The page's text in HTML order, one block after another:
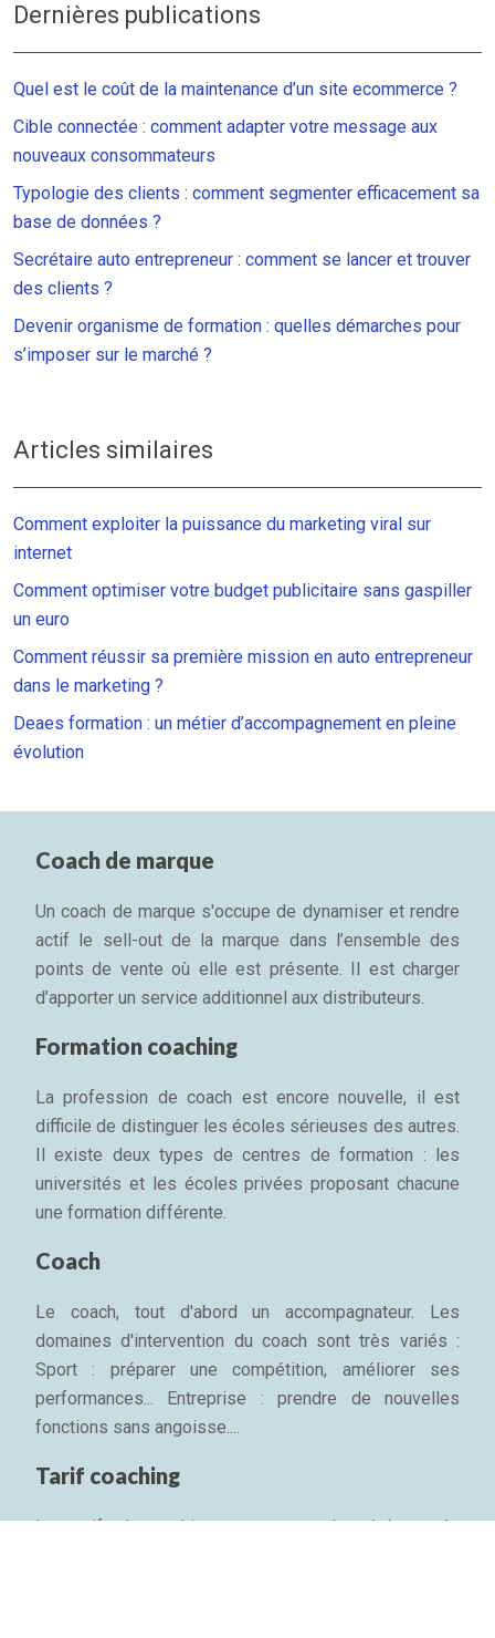
Dernières publications
Quel est le coût de la maintenance d’un site ecommerce ?
Cible connectée : comment adapter votre message aux
nouveaux consommateurs
Typologie des clients : comment segmenter efficacement sa
base de données ?
Secrétaire auto entrepreneur : comment se lancer et trouver
des clients ?
Devenir organisme de formation : quelles démarches pour
s’imposer sur le marché ?
Articles similaires
Comment exploiter la puissance du marketing viral sur
internet
Comment optimiser votre budget publicitaire sans gaspiller
un euro
Comment réussir sa première mission en auto entrepreneur
dans le marketing ?
Deaes formation : un métier d’accompagnement en pleine
évolution
Coach de marque
Un coach de marque s'occupe de dynamiser et rendre
actif le sell-out de la marque dans l’ensemble des
points de vente où elle est présente. Il est charger
d’apporter un service additionnel aux distributeurs.
Formation coaching
La profession de coach est encore nouvelle, il est
difficile de distinguer les écoles sérieuses des autres.
Il existe deux types de centres de formation : les
universités et les écoles privées proposant chacune
une formation différente.
Coach
Le coach, tout d'abord un accompagnateur. Les
domaines d'intervention du coach sont très variés :
Sport : préparer une compétition, améliorer ses
performances... Entreprise : prendre de nouvelles
fonctions sans angoisse....
Tarif coaching
Les tarifs du coaching ne sont pas plus réglementés